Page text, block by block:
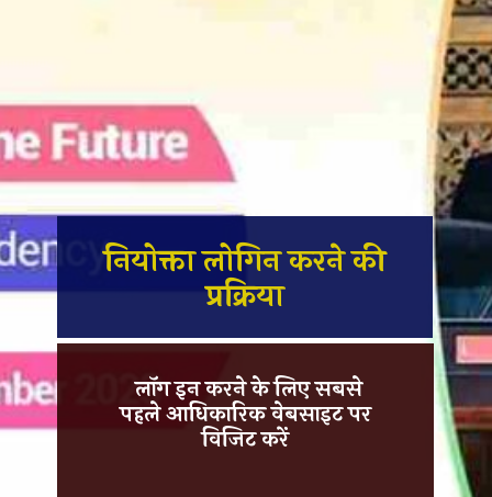
नियोक्ता लोगिन करने की
प्रक्रिया
लॉग इन करने के लिए सबसे
पहले आधिकारिक वेबसाइट पर
विजिट करें